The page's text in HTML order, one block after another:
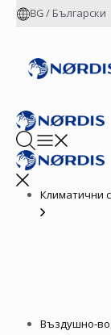
BG/ Български
Климатични
Въздушно-